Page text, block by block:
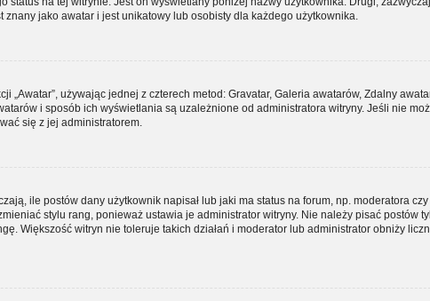
jako awatar i jest unikatowy lub osobisty dla każdego użytkownika.
„Awatar”, używając jednej z czterech metod: Gravatar, Galeria awatarów, Zdalny
i sposób ich wyświetlania są uzależnione od administratora witryny. Jeśli nie
się z jej administratorem.
ile postów dany użytkownik napisał lub jaki ma status na forum, np. moderatora czy
stylu rang, ponieważ ustawia je administrator witryny. Nie należy pisać postów
Większość witryn nie toleruje takich działań i moderator lub administrator obniży